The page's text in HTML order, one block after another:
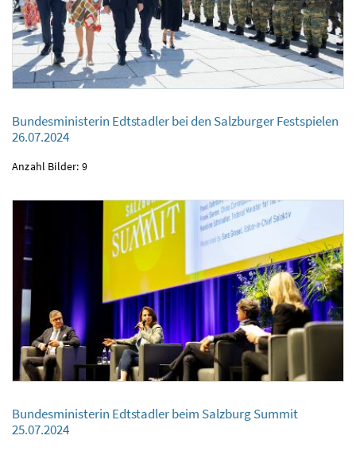
Bundesministerin Edtstadler bei den Salzburger Festspielen
Bundesministerin Edtstadler bei den Salzburger Festspielen
26.07.2024
Anzahl Bilder: 9
Bundesministerin Edtstadler beim Salzburg Summit
Bundesministerin Edtstadler beim Salzburg Summit
25.07.2024